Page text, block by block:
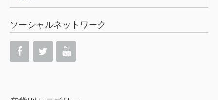
索:
ソーシャルネットワーク